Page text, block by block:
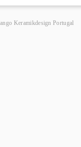
Keramikdesign Portugal